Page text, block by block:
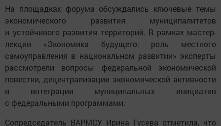
На площадках форума обсуждались ключевые темы
экономического развития муниципалитетов
и устойчивого развития территорий. В рамках мастер-
лекции «Экономика будущего: роль местного
самоуправления в национальном развитии» эксперты
рассмотрели вопросы федеральной экономической
повестки, децентрализации экономической активности
и интеграции муниципальных инициатив
с федеральными программами.
Сопредседатель ВАРМСУ Ирина Гусева отметила, что